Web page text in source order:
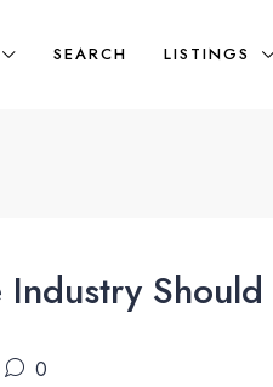
SEARCH LISTINGS
0